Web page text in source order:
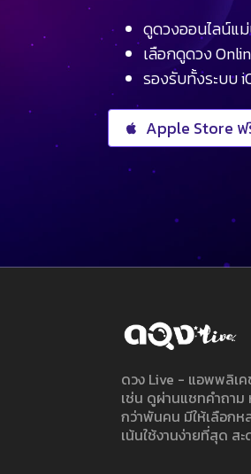
ดูดวงออนไลน์แ
เลือกดูดวง
รองรับทั้งระบบ
Apple Store ฟ
ดวง Live - แอพพลิเ
เช่น ดูผ่านแชทคำถา
กว่าพันคน มีให้เลือก
เน้นใช้งานง่ายที่สุด ส